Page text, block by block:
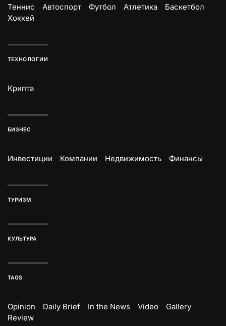
Теннис Автоспорт Футбол Атлетика
Баскетбол
Хоккей
ТЕХНОЛОГИИ
Крипта
БИЗНЕС
Инвестиции Компании Недвижимость Финансы
ТУРИЗМ
КУЛЬТУРА
TAGS
Opinion Daily Brief In the News Video
Gallery
Review